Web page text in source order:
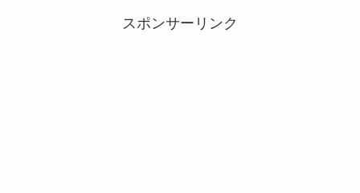
スポンサーリンク